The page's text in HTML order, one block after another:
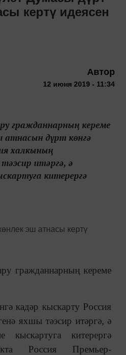
кертү идеясен
Автор
12 июня 2019 - 11:34
гражданнарның кереме
атнасын дүрт көнгә
халкының
итәргә, ә
китерергә
гражданнарның кереме
кадәр кыскарту Россия
яхшы тәэсир итәргә, ә
кыскартуга китерергә
Россия Премьер-